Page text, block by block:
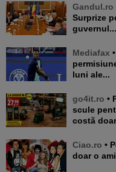
Gandul.ro
Surprize
guvernul...
Mediafax • Starul tenisului francez: „Nu cer
luni ale...
go4it.ro • PARKSIDE aduce în LIDL TOP 7
scule
costă
Ciao.ro • Poveştile de iubire care au rămas
doar o